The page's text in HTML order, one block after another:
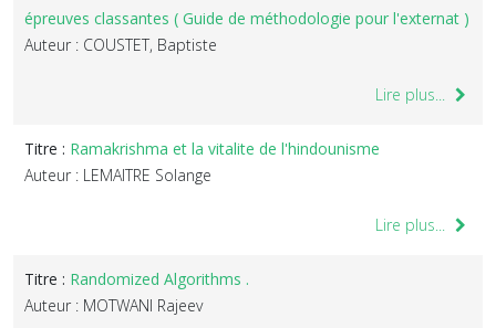
épreuves classantes ( Guide de méthodologie pour l'externat )
Auteur : COUSTET, Baptiste
Lire plus...
Titre : Ramakrishma et la vitalite de l'hindounisme
Auteur : LEMAITRE Solange
Lire plus...
Titre : Randomized Algorithms .
Auteur : MOTWANI Rajeev